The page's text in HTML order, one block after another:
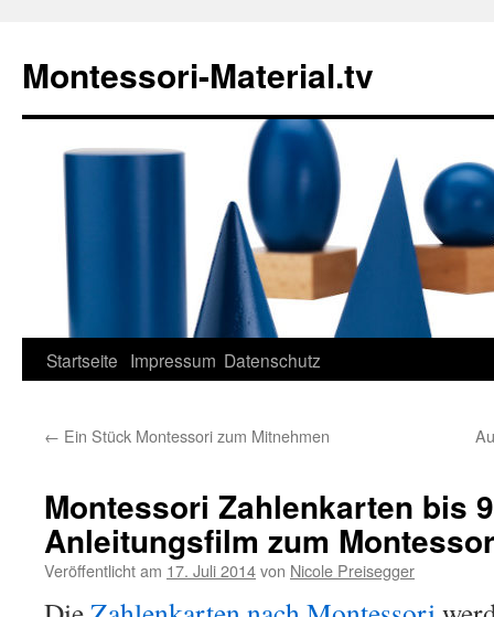
springen
Montessori-Material.tv
Startseite Impressum Datenschutz
← Ein Stück Montessori zum Mitnehmen
Montessori Zahlenkarten bis
Anleitungsfilm zum
Veröffentlicht am 17. Juli 2014von Nicole Preisegger